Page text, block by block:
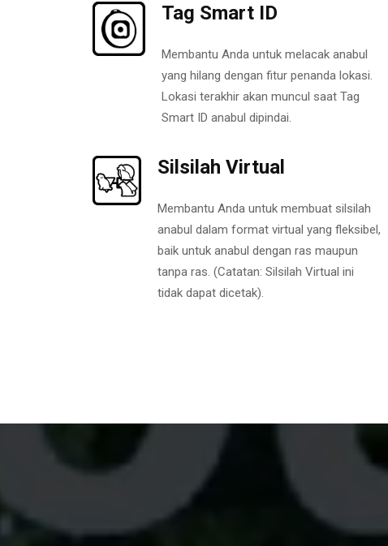
Tag Smart ID
Membantu Anda untuk melacak anabul
yang hilang dengan fitur penanda lokasi.
Lokasi terakhir akan muncul saat Tag
Smart ID anabul dipindai.
Silsilah Virtual
Membantu Anda untuk membuat silsilah
anabul dalam format virtual yang fleksibel,
baik untuk anabul dengan ras maupun
tanpa ras. (Catatan: Silsilah Virtual ini
tidak dapat dicetak).